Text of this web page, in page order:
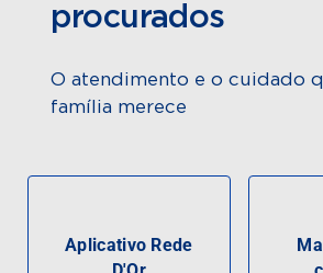
procurados
O atendimento e o cuidado
família merece
Aplicativo Rede